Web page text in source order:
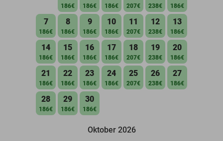
186€ 186€ 186€ 207€ 238€ 186€
7
186€
8
186€
9
186€
10
186€
11
207€
12
238€
13
186€
14
186€
15
186€
16
186€
17
186€
18
207€
19
238€
20
186€
21
186€
22
186€
23
186€
24
186€
25
207€
26
238€
27
186€
28
186€
29
186€
30
186€
Oktober 2026